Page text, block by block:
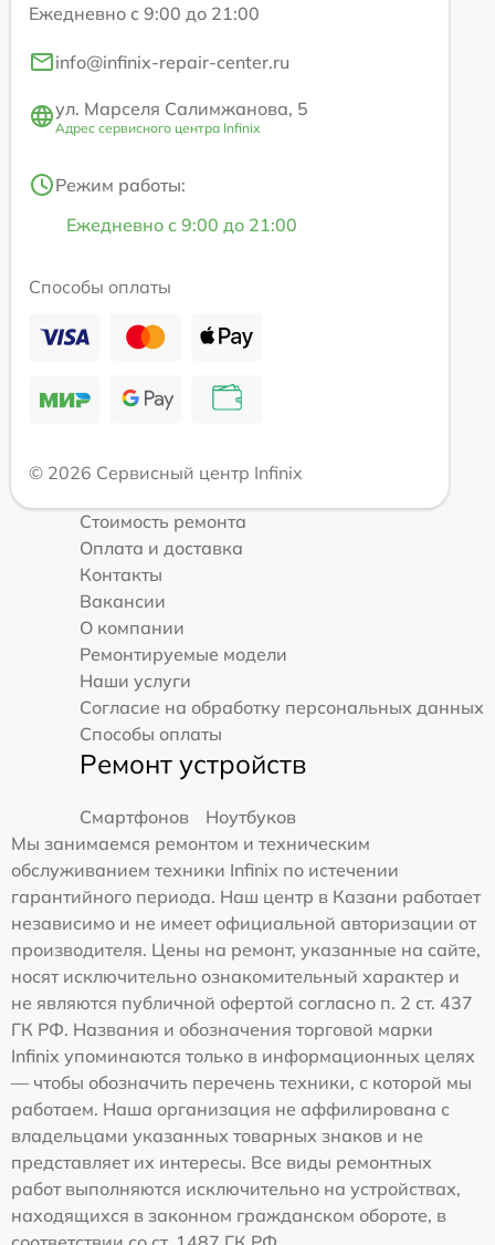
Ежедневно с 9:00 до 21:00
info@infinix-repair-center.ru
ул. Марселя Салимжанова, 5
Адрес сервисного центра Infinix
Режим работы:
Ежедневно с 9:00 до 21:00
Способы оплаты
© 2026 Сервисный центр Infinix
Стоимость ремонта
Оплата и доставка
Контакты
Вакансии
О компании
Ремонтируемые модели
Наши услуги
Согласие на обработку персональных данных
Способы оплаты
Ремонт устройств
Смартфонов
Ноутбуков
Мы занимаемся ремонтом и техническим
обслуживанием техники Infinix по истечении
гарантийного периода. Наш центр в Казани работает
независимо и не имеет официальной авторизации от
производителя. Цены на ремонт, указанные на сайте,
носят исключительно ознакомительный характер и
не являются публичной офертой согласно п. 2 ст. 437
ГК РФ. Названия и обозначения торговой марки
Infinix упоминаются только в информационных целях
— чтобы обозначить перечень техники, с которой мы
работаем. Наша организация не аффилирована с
владельцами указанных товарных знаков и не
представляет их интересы. Все виды ремонтных
работ выполняются исключительно на устройствах,
находящихся в законном гражданском обороте, в